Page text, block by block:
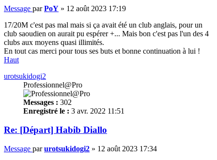
Message parPoY » 12 août 2023 17:19
17/20M c'est pas mal mais si ça avait été un club anglais, pour un
club saoudien on aurait pu espérer +... Mais bon c'est pas l'un des 4
clubs aux moyens quasi illimités.
En tout cas merci pour tous ses buts et bonne continuation à lui !
Haut
urotsukidogi2
Professionnel@Pro
Messages : 302
Enregistré le : 3 avr. 2022 11:51
Re: [Départ] Habib Diallo
Message parurotsukidogi2 » 12 août 2023 17:34